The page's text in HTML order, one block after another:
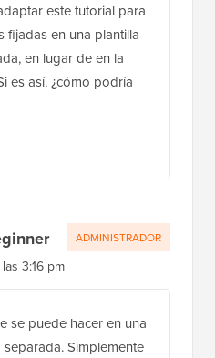
este tutorial para
fijadas en una plantilla
en lugar de en la
es así, ¿cómo podría
3:16 pm
se puede hacer en una
Simplemente
ADMINISTRADOR